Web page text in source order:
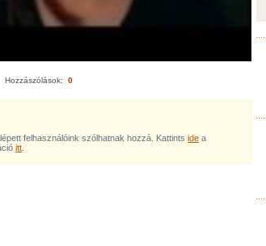
0
felhasználóink szólhatnak hozzá. Kattints ide a
itt